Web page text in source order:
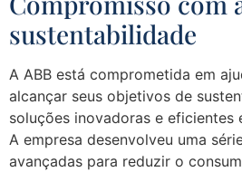
sustentabilidade
A ABB está comprometida em
alcançar seus objetivos de
soluções inovadoras e eficientes
A empresa desenvolveu uma
avançadas para reduzir o